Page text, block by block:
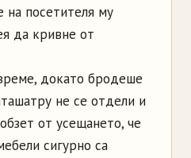
на посетителя му
да кривне от
докато бродеше
не се отдели и
от усещането, че
сигурно са